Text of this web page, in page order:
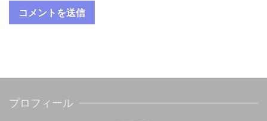
プロフィール